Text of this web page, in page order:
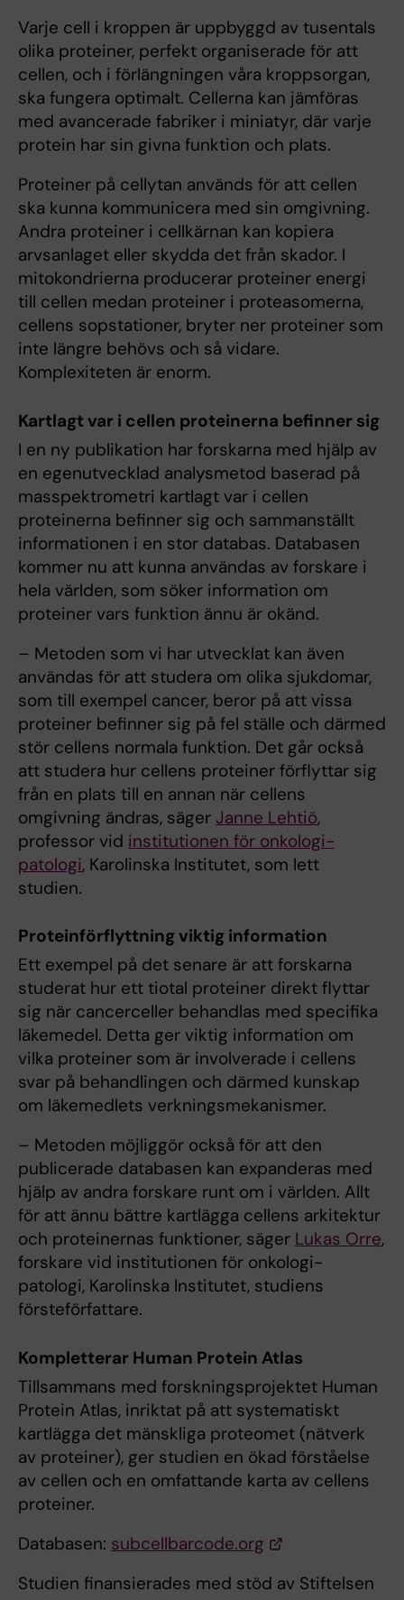
Varje cell i kroppen är uppbyggd av tusentals
olika proteiner, perfekt organiserade för att
cellen, och i förlängningen våra kroppsorgan,
ska fungera optimalt. Cellerna kan jämföras
med avancerade fabriker i miniatyr, där varje
protein har sin givna funktion och plats.
Proteiner på cellytan används för att cellen
ska kunna kommunicera med sin omgivning.
Andra proteiner i cellkärnan kan kopiera
arvsanlaget eller skydda det från skador. I
mitokondrierna producerar proteiner energi
till cellen medan proteiner i proteasomerna,
cellens sopstationer, bryter ner proteiner som
inte längre behövs och så vidare.
Komplexiteten är enorm.
Kartlagt var i cellen proteinerna befinner sig
I en ny publikation har forskarna med hjälp av
en egenutvecklad analysmetod baserad på
masspektrometri kartlagt var i cellen
proteinerna befinner sig och sammanställt
informationen i en stor databas. Databasen
kommer nu att kunna användas av forskare i
hela världen, som söker information om
proteiner vars funktion ännu är okänd.
– Metoden som vi har utvecklat kan även
användas för att studera om olika sjukdomar,
som till exempel cancer, beror på att vissa
proteiner befinner sig på fel ställe och därmed
stör cellens normala funktion. Det går också
att studera hur cellens proteiner förflyttar sig
från en plats till en annan när cellens
omgivning ändras, säger Janne Lehtiö,
professor vid institutionen för onkologi-
patologi, Karolinska Institutet, som lett
studien.
Proteinförflyttning viktig information
Ett exempel på det senare är att forskarna
studerat hur ett tiotal proteiner direkt flyttar
sig när cancerceller behandlas med specifika
läkemedel. Detta ger viktig information om
vilka proteiner som är involverade i cellens
svar på behandlingen och därmed kunskap
om läkemedlets verkningsmekanismer.
– Metoden möjliggör också för att den
publicerade databasen kan expanderas med
hjälp av andra forskare runt om i världen. Allt
för att ännu bättre kartlägga cellens arkitektur
och proteinernas funktioner, säger Lukas Orre,
forskare vid institutionen för onkologi-
patologi, Karolinska Institutet, studiens
försteförfattare.
Kompletterar Human Protein Atlas
Tillsammans med forskningsprojektet Human
Protein Atlas, inriktat på att systematiskt
kartlägga det mänskliga proteomet (nätverk
av proteiner), ger studien en ökad förståelse
av cellen och en omfattande karta av cellens
proteiner.
Databasen: subcellbarcode.org
Studien finansierades med stöd av Stiftelsen